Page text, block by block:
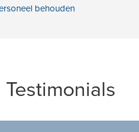
behouden
Testimonials